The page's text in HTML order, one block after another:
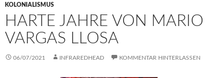
KOLONIALISMUS
HARTE JAHRE VON MARIO
VARGAS LLOSA
06/07/2021 INFRAREDHEAD KOMMENTAR HINTERLASSEN